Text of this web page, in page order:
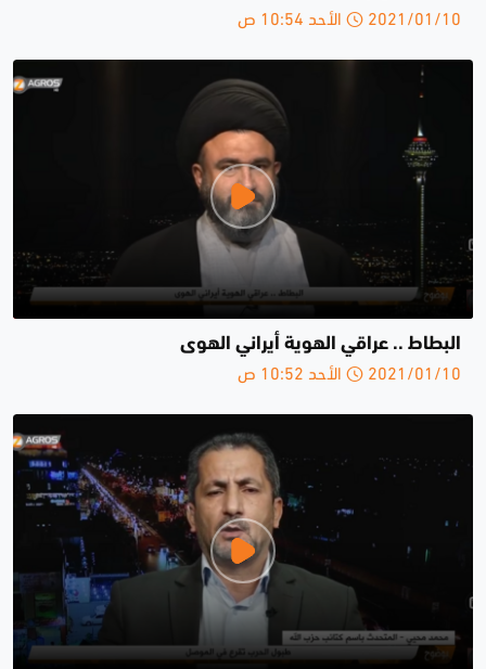
2021/01/10 الأحد 10:54 ص
البطاط .. عراقي الهوية أيراني الهوى
2021/01/10 الأحد 10:52 ص